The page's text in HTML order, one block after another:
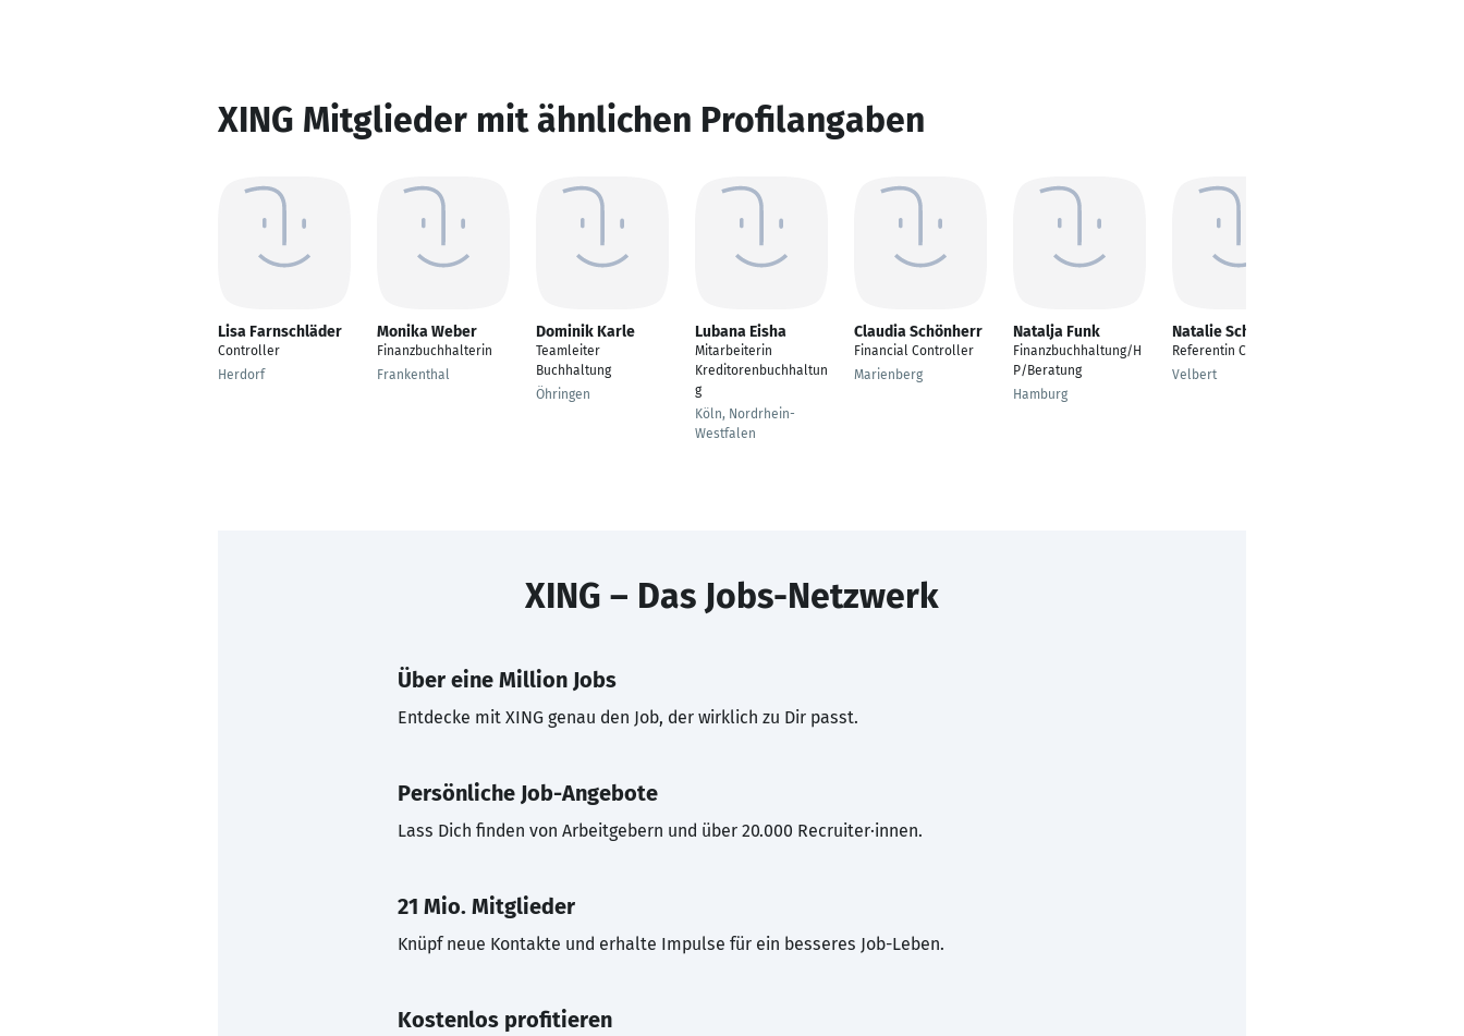
XING Mitglieder mit ähnlichen Profilangaben
Lisa Farnschläder
Controller
Herdorf
Monika Weber
Finanzbuchhalterin
Frankenthal
Dominik Karle
Teamleiter
Buchhaltung
Öhringen
Lubana Eisha
Mitarbeiterin
Kreditorenbuchhaltun
g
Köln, Nordrhein-
Westfalen
Claudia Schönherr
Financial Controller
Marienberg
Natalja Funk
Finanzbuchhaltung/H
P/Beratung
Hamburg
Natalie Schmidt
Referentin Controlling
Velbert
XING – Das Jobs-Netzwerk
Über eine Million Jobs
Entdecke mit XING genau den Job, der wirklich zu Dir passt.
Persönliche Job-Angebote
Lass Dich finden von Arbeitgebern und über 20.000 Recruiter·innen.
21 Mio. Mitglieder
Knüpf neue Kontakte und erhalte Impulse für ein besseres Job-Leben.
Kostenlos profitieren